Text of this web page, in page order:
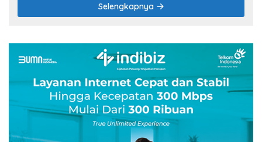
Selengkapnya